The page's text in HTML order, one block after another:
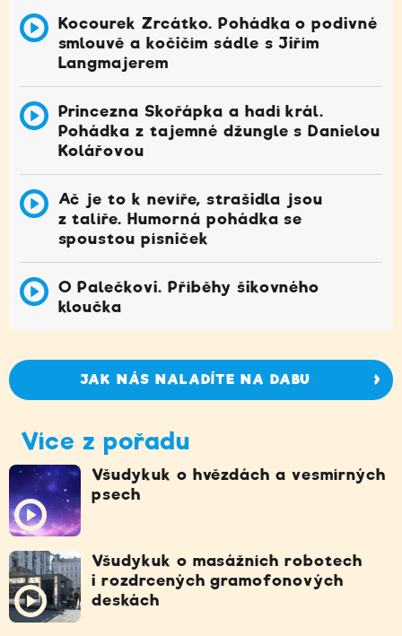
Kocourek Zrcátko. Pohádka o podivné
smlouvě a kočičím sádle s Jiřím
Langmajerem
Princezna Skořápka a hadí král.
Pohádka z tajemné džungle s Danielou
Kolářovou
Ač je to k nevíře, strašidla jsou
z talíře. Humorná pohádka se
spoustou písniček
O Palečkovi. Příběhy šikovného
kloučka
JAK NÁS NALADÍTE NA DABU
Více z pořadu
Všudykuk o hvězdách a vesmírných
psech
Všudykuk o masážních robotech
i rozdrcených gramofonových
deskách